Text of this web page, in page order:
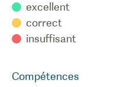
excellent
correct
insuffisant
Compétences